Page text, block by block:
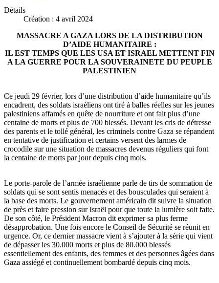
Détails
Création : 4 avril 2024
MASSACRE A GAZA LORS DE LA DISTRIBUTION
D’AIDE HUMANITAIRE :
IL EST TEMPS QUE LES USA ET ISRAEL METTENT FIN
A LA GUERRE POUR LA SOUVERAINETE DU PEUPLE
PALESTINIEN
Ce jeudi 29 février, lors d’une distribution d’aide humanitaire qu’ils
encadrent, des soldats israéliens ont tiré à balles réelles sur les jeunes
palestiniens affamés en quête de nourriture et ont fait plus d’une
centaine de morts et plus de 700 blessés. Devant les cris de détresse
des parents et le tollé général, les criminels contre Gaza se répandent
en tentative de justification et certains versent des larmes de
crocodile sur une situation de massacres devenus réguliers qui font
la centaine de morts par jour depuis cinq mois.
Le porte-parole de l’armée israélienne parle de tirs de sommation de
soldats qui se sont sentis menacés et des bousculades qui seraient à
la base des morts. Le gouvernement américain dit suivre la situation
de près et faire pression sur Israël pour que toute la lumière soit faite.
De son côté, le Président Macron dit exprimer sa plus ferme
désapprobation. Une fois encore le Conseil de Sécurité se réunit en
urgence. Or, ce dernier massacre vient à s’ajouter à la série qui vient
de dépasser les 30.000 morts et plus de 80.000 blessés
essentiellement des enfants, des femmes et des personnes âgées dans
Gaza assiégé et continuellement bombardé depuis cinq mois.